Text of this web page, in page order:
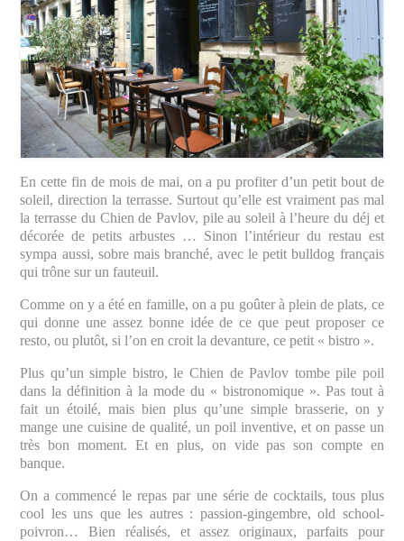
En cette fin de mois de mai, on a pu profiter d’un petit bout de
soleil, direction la terrasse. Surtout qu’elle est vraiment pas mal
la terrasse du Chien de Pavlov, pile au soleil à l’heure du déj et
décorée de petits arbustes … Sinon l’intérieur du restau est
sympa aussi, sobre mais branché, avec le petit bulldog français
qui trône sur un fauteuil.
Comme on y a été en famille, on a pu goûter à plein de plats, ce
qui donne une assez bonne idée de ce que peut proposer ce
resto, ou plutôt, si l’on en croit la devanture, ce petit « bistro ».
Plus qu’un simple bistro, le Chien de Pavlov tombe pile poil
dans la définition à la mode du « bistronomique ». Pas tout à
fait un étoilé, mais bien plus qu’une simple brasserie, on y
mange une cuisine de qualité, un poil inventive, et on passe un
très bon moment. Et en plus, on vide pas son compte en
banque.
On a commencé le repas par une série de cocktails, tous plus
cool les uns que les autres : passion-gingembre, old school-
poivron… Bien réalisés, et assez originaux, parfaits pour